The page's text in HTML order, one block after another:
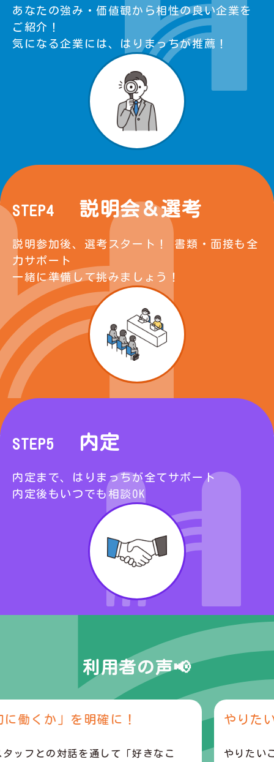
あなたの強み・価値観から相性の良い企業を
ご紹介！
気になる企業には、はりまっちが推薦！
STEP4 説明会＆選考
説明参加後、選考スタート！ 書類・面接も全
力サポート
一緒に準備して挑みましょう！
STEP5 内定
内定まで、はりまっちが全てサポート
内定後もいつでも相談OK
利用者の声📢
か」を明確に！
の対話を通して「好きなこ
やりたいこ
やりたいことが